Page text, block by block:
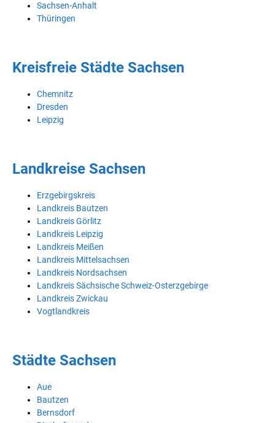
Sachsen-Anhalt
Thüringen
Kreisfreie Städte Sachsen
Chemnitz
Dresden
Leipzig
Landkreise Sachsen
Erzgebirgskreis
Landkreis Bautzen
Landkreis Görlitz
Landkreis Leipzig
Landkreis Meißen
Landkreis Mittelsachsen
Landkreis Nordsachsen
Landkreis Sächsische Schweiz-Osterzgebirge
Landkreis Zwickau
Vogtlandkreis
Städte Sachsen
Aue
Bautzen
Bernsdorf